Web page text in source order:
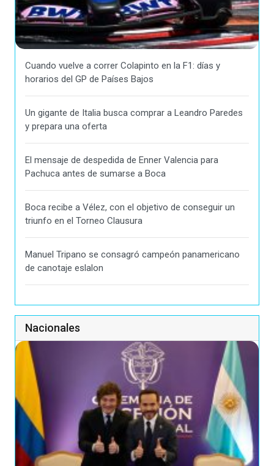
Cuando vuelve a correr Colapinto en la F1: días y
horarios del GP de Países Bajos
Un gigante de Italia busca comprar a Leandro Paredes
y prepara una oferta
El mensaje de despedida de Enner Valencia para
Pachuca antes de sumarse a Boca
Boca recibe a Vélez, con el objetivo de conseguir un
triunfo en el Torneo Clausura
Manuel Tripano se consagró campeón panamericano
de canotaje eslalon
Nacionales